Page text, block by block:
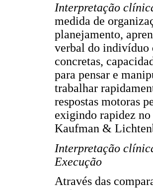
Interpretação
medida de
planejamento,
verbal do indivíduo
concretas,
para pensar e
trabalhar
respostas motoras
exigindo rapidez
Kaufman &
Interpretação
Execução
Através das